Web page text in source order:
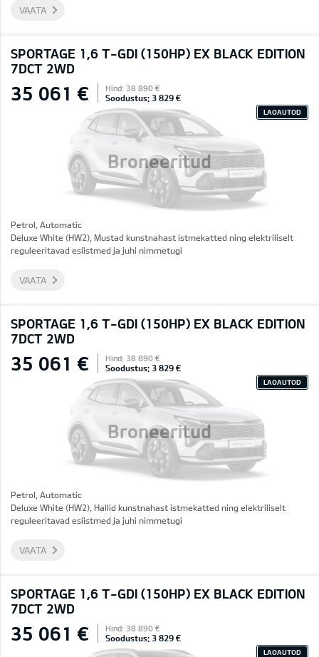
VAATA
SPORTAGE 1,6 T-GDI (150HP) EX BLACK EDITION
7DCT 2WD
Broneeritud
35 061 € Hind: 38 890 €
Soodustus: 3 829 €
LAOAUTOD
Petrol, Automatic
Deluxe White (HW2), Mustad kunstnahast istmekatted ning elektriliselt
reguleeritavad esiistmed ja juhi nimmetugi
VAATA
SPORTAGE 1,6 T-GDI (150HP) EX BLACK EDITION
7DCT 2WD
Broneeritud
35 061 € Hind: 38 890 €
Soodustus: 3 829 €
LAOAUTOD
Petrol, Automatic
Deluxe White (HW2), Hallid kunstnahast istmekatted ning elektriliselt
reguleeritavad esiistmed ja juhi nimmetugi
VAATA
SPORTAGE 1,6 T-GDI (150HP) EX BLACK EDITION
7DCT 2WD
35 061 € Hind: 38 890 €
Soodustus: 3 829 €
LAOAUTOD